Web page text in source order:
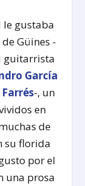
le gustaba
Güines -
guitarrista
García
-, un
en
de
su florida
por el
una prosa